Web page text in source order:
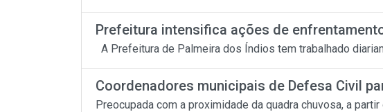
Prefeitura intensifica ações de
A Prefeitura de Palmeira dos Índios tem trabalhado
Coordenadores municipais de Defesa Civil
Preocupada com a proximidade da quadra chuvosa, a